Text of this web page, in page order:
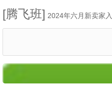
[腾飞班] 2024年六月新卖家